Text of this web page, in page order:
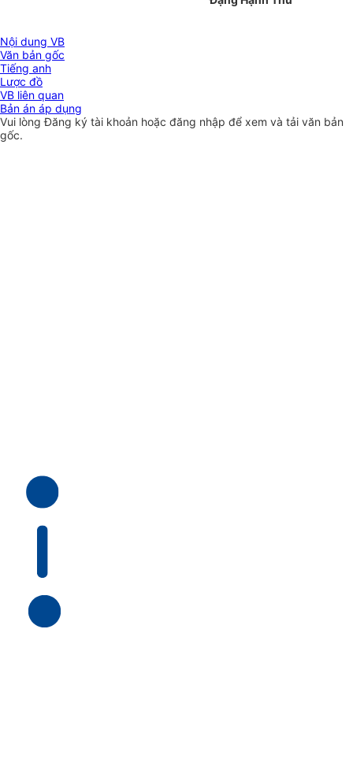
Nội dung VB
Văn bản gốc
Tiếng anh
Lược đồ
VB liên quan
Bản án áp dụng
Vui lòngĐăng ký tài khoản hoặc đăng nhập để xem và tải văn bản
gốc.